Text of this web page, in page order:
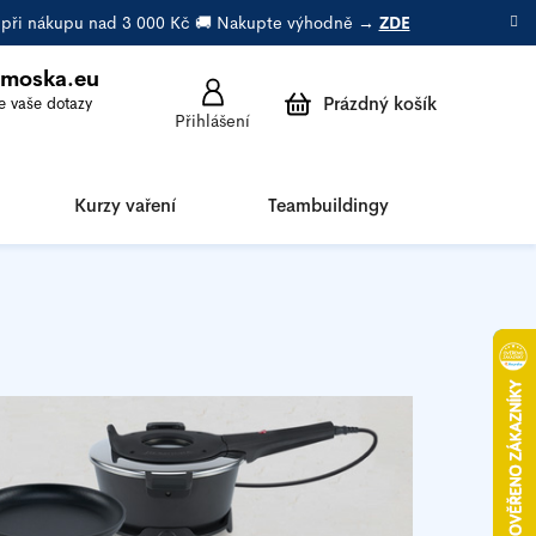
nákupu nad 3 000 Kč 🚚 Nakupte výhodně → ZDE
košík
Prázdný košík
Přihlášení
Kurzy vaření Teambuildingy